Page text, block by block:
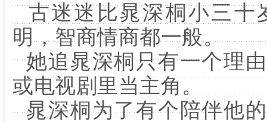
古迷迷比晁深桐小三十
明，智商情商都一般。
她追晁深桐只有一个理
或电视剧里当主角。
晁深桐为了有个陪伴他